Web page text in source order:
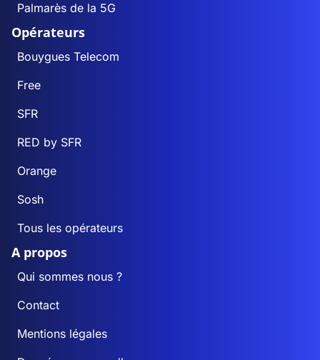
Palmarès de la 5G
Opérateurs
Bouygues Telecom
Free
SFR
RED by SFR
Orange
Sosh
Tous les opérateurs
A propos
Qui sommes nous ?
Contact
Mentions légales